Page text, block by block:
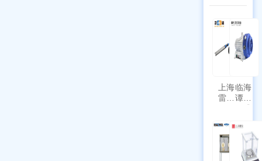
上海
雷磁
符合
新国
标带
临海
谭氏
干式
泵
SPL-
10